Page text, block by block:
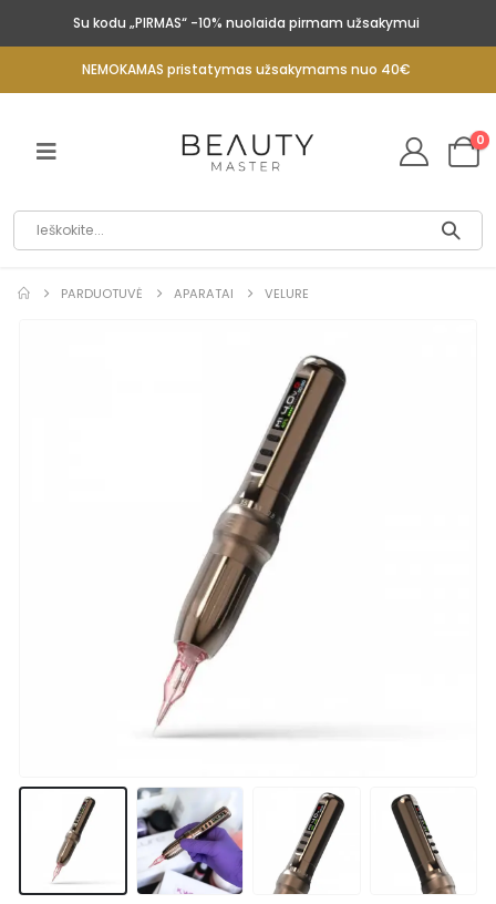
Su kodu „PIRMAS“ -10% nuolaida pirmam užsakymui
NEMOKAMAS pristatymas užsakymams nuo 40€
0
PARDUOTUVĖ APARATAI VELURE